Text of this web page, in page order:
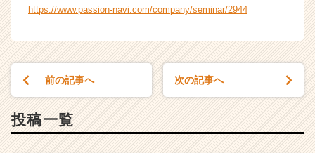
https://www.passion-navi.com/company/seminar/2944
前の記事へ 次の記事へ
投稿一覧